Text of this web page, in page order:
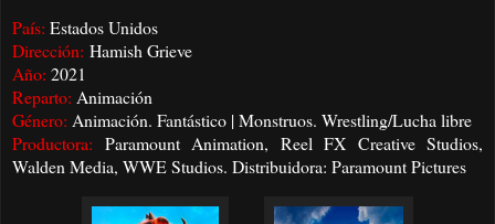
País: Estados Unidos
Dirección: Hamish Grieve
Año: 2021
Reparto: Animación
Género: Animación. Fantástico | Monstruos. Wrestling/Lucha libre
Productora: Paramount Animation, Reel FX Creative Studios,
Walden Media, WWE Studios. Distribuidora: Paramount Pictures